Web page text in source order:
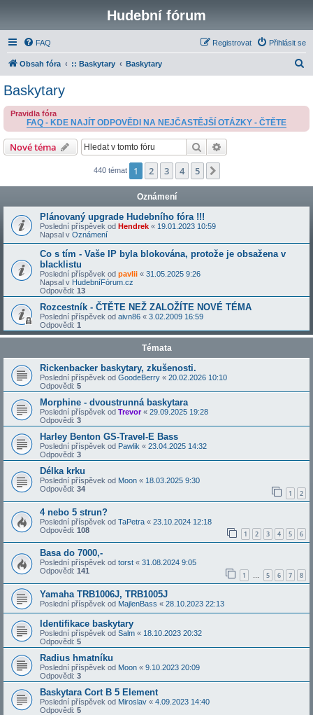
Hudební fórum
FAQ Přihlásit se
Registrovat
Obsah fóra :: Baskytary Baskytary
a
Baskytary
Pravidla fóra
FAQ - KDE NAJÍT ODPOVĚDI NA NEJČASTĚJŠÍ OTÁZKY - ČTĚTE
Nové téma Hledat
440 témat 1 2 3 4 5
Oznámení
Plánovaný upgrade Hudebního fóra !!!
Poslední příspěvek od Hendrek « 19.01.2023 10:59
Napsal v Oznámení
Co s tím - Vaše IP byla blokována, protože je obsažena v
blacklistu
Poslední příspěvek od pavlii « 31.05.2025 9:26
Napsal v HudebníFórum.cz
Odpovědi: 13
Rozcestník - ČTĚTE NEŽ ZALOŽÍTE NOVÉ TÉMA
Poslední příspěvek od aivn86 « 3.02.2009 16:59
Odpovědi: 1
Témata
Rickenbacker baskytary, zkušenosti.
Poslední příspěvek od GoodeBerry « 20.02.2026 10:10
Odpovědi: 5
Morphine - dvoustrunná baskytara
Poslední příspěvek od Trevor« 29.09.2025 19:28
Odpovědi: 3
Harley Benton GS-Travel-E Bass
Poslední příspěvek od Pawlik « 23.04.2025 14:32
Odpovědi: 3
Délka krku
Poslední příspěvek od Moon « 18.03.2025 9:30
Odpovědi: 34 1 2
4 nebo 5 strun?
Poslední příspěvek od TaPetra « 23.10.2024 12:18
Odpovědi: 108 1 2 3 4 5 6
Basa do 7000,-
Poslední příspěvek od torst « 31.08.2024 9:05
Odpovědi: 141 1 … 5 6 7 8
Yamaha TRB1006J, TRB1005J
Poslední příspěvek od MajlenBass « 28.10.2023 22:13
Identifikace baskytary
Poslední příspěvek od Salm « 18.10.2023 20:32
Odpovědi: 5
Radius hmatníku
Poslední příspěvek od Moon « 9.10.2023 20:09
Odpovědi: 3
Baskytara Cort B 5 Element
Poslední příspěvek od Miroslav « 4.09.2023 14:40
Odpovědi: 5